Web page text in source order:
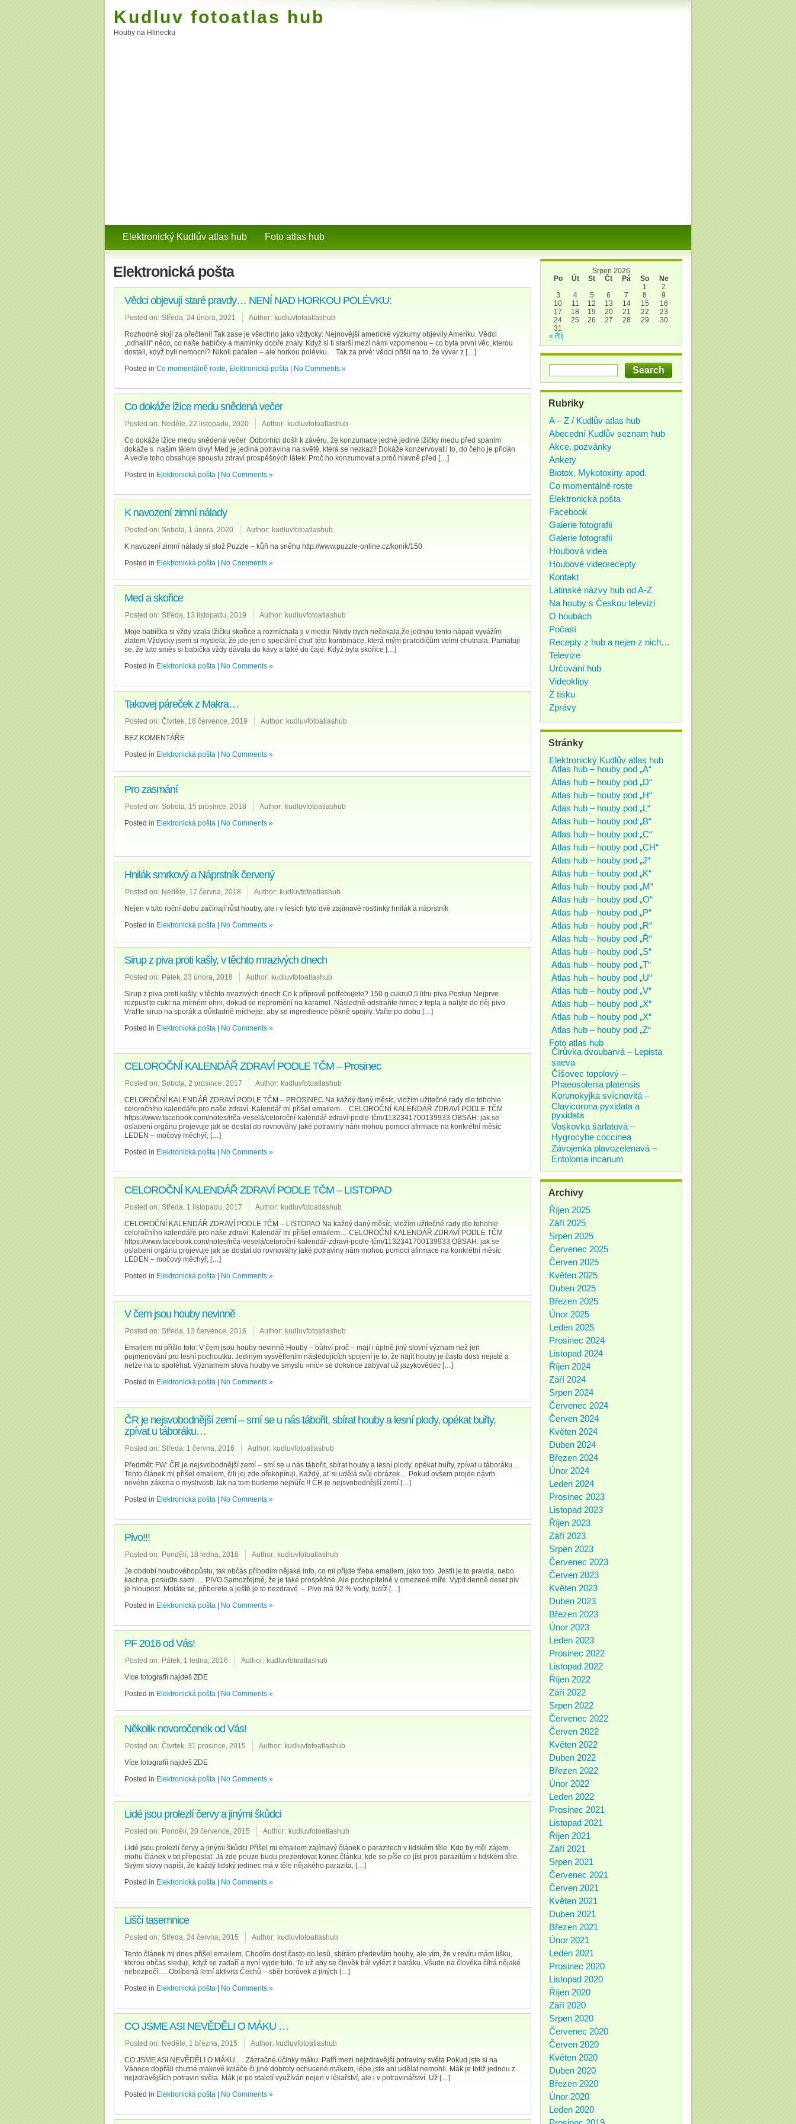
Kudluv fotoatlas hub
Houby na Hlinecku
Elektronický Kudlův atlas hub Foto atlas hub
Elektronická pošta
Vědci objevují staré pravdy… NENÍ NAD HORKOU POLÉVKU:
Posted on: Středa, 24 února, 2021 Author: kudluvfotoatlashub
Rozhodně stojí za přečtení! Tak zase je všechno jako vždycky: Nejnovější americké výzkumy objevily Ameriku. Vědci
„odhalili“ něco, co naše babičky a maminky dobře znaly. Když si ti starší mezi námi vzpomenou – co byla první věc, kterou
dostali, když byli nemocní? Nikoli paralen – ale horkou polévku. Tak za prvé: vědci přišli na to, že vývar z […]
Posted in Co momentálně roste, Elektronická pošta No Comments »
Co dokáže lžíce medu snědená večer
Posted on: Neděle, 22 listopadu, 2020 Author: kudluvfotoatlashub
Co dokáže lžíce medu snědená večer Odborníci došli k závěru, že konzumace jedné jediné lžičky medu před spaním
dokáže s naším tělem divy! Med je jediná potravina na světě, která se nezkazí! Dokáže konzervovat i to, do čeho je přidán.
A vedle toho obsahuje spoustu zdraví prospěšných látek! Proč ho konzumovat a proč hlavně před […]
Posted in Elektronická pošta No Comments »
K navození zimní nálady
Posted on: Sobota, 1 února, 2020 Author: kudluvfotoatlashub
K navození zimní nálady si slož Puzzle – kůň na sněhu http://www.puzzle-online.cz/konik/150
Posted in Elektronická pošta No Comments »
Med a skořice
Posted on: Středa, 13 listopadu, 2019 Author: kudluvfotoatlashub
Moje babička si vždy vzala lžičku skořice a rozmíchala ji v medu: Nikdy bych nečekala,že jednou tento nápad vyvážím
zlatem Vždycky jsem si myslela, že jde jen o speciální chuť této kombinace, která mým prarodičům velmi chutnala. Pamatuji
se, že tuto směs si babička vždy dávala do kávy a také do čaje. Když byla skořice […]
Posted in Elektronická pošta No Comments »
Takovej páreček z Makra…
Posted on: Čtvrtek, 18 července, 2019 Author: kudluvfotoatlashub
BEZ KOMENTÁŘE
Posted in Elektronická pošta No Comments »
Pro zasmání
Posted on: Sobota, 15 prosince, 2018 Author: kudluvfotoatlashub
Posted in Elektronická pošta No Comments »
Hnilák smrkový a Náprstník červený
Posted on: Neděle, 17 června, 2018 Author: kudluvfotoatlashub
Nejen v tuto roční dobu začínají růst houby, ale i v lesích tyto dvě zajímavé rostlinky hnilák a náprstník
Posted in Elektronická pošta No Comments »
Sirup z piva proti kašly, v těchto mrazivých dnech
Posted on: Pátek, 23 února, 2018 Author: kudluvfotoatlashub
Sirup z piva proti kašly, v těchto mrazivých dnech Co k přípravě potřebujete? 150 g cukru0,5 litru piva Postup Nejprve
rozpusťte cukr na mírném ohni, dokud se nepromění na karamel. Následně odstraňte hrnec z tepla a nalijte do něj pivo.
Vraťte sirup na sporák a důkladně míchejte, aby se ingredience pěkně spojily. Vařte po dobu […]
Posted in Elektronická pošta No Comments »
CELOROČNÍ KALENDÁŘ ZDRAVÍ PODLE TČM – Prosinec
Posted on: Sobota, 2 prosince, 2017 Author: kudluvfotoatlashub
CELOROČNÍ KALENDÁŘ ZDRAVÍ PODLE TČM – PROSINEC Na každý daný měsíc, vložím užitečné rady dle tohohle
celoročního kalendáře pro naše zdraví. Kalendář mi přišel emailem… CELOROČNÍ KALENDÁŘ ZDRAVÍ PODLE TČM
https://www.facebook.com/notes/irča-veselá/celoroční-kalendář-zdraví-podle-tčm/1132341700139933 OBSAH: jak se
oslabení orgánu projevuje jak se dostat do rovnováhy jaké potraviny nám mohou pomoci afirmace na konkrétní měsíc
LEDEN – močový měchýř; […]
Posted in Elektronická pošta No Comments »
CELOROČNÍ KALENDÁŘ ZDRAVÍ PODLE TČM – LISTOPAD
Posted on: Středa, 1 listopadu, 2017 Author: kudluvfotoatlashub
CELOROČNÍ KALENDÁŘ ZDRAVÍ PODLE TČM – LISTOPAD Na každý daný měsíc, vložím užitečné rady dle tohohle
celoročního kalendáře pro naše zdraví. Kalendář mi přišel emailem… CELOROČNÍ KALENDÁŘ ZDRAVÍ PODLE TČM
https://www.facebook.com/notes/irča-veselá/celoroční-kalendář-zdraví-podle-tčm/1132341700139933 OBSAH: jak se
oslabení orgánu projevuje jak se dostat do rovnováhy jaké potraviny nám mohou pomoci afirmace na konkrétní měsíc
LEDEN – močový měchýř; […]
Posted in Elektronická pošta No Comments »
V čem jsou houby nevinně
Posted on: Středa, 13 července, 2016 Author: kudluvfotoatlashub
Emailem mi přišlo toto: V čem jsou houby nevinně Houby – bůhví proč – mají i úplně jiný slovní význam než jen
pojmenování pro lesní pochoutku. Jediným vysvětlením následujících spojení je to, že najít houby je často dosti nejisté a
nelze na to spoléhat. Významem slova houby ve smyslu »nic« se dokonce zabýval už jazykovědec […]
Posted in Elektronická pošta No Comments »
ČR je nejsvobodnější zemí – smí se u nás tábořit, sbírat houby a lesní plody, opékat buřty,
zpívat u táboráku…
Posted on: Středa, 1 června, 2016 Author: kudluvfotoatlashub
Předmět: FW: ČR je nejsvobodnější zemí – smí se u nás tábořit, sbírat houby a lesní plody, opékat buřty, zpívat u táboráku…
Tento článek mi přišel emailem, čili jej zde překopíruji. Každý, ať si udělá svůj obrázek… Pokud ovšem projde návrh
nového zákona o myslivosti, tak na tom budeme nejhůře !! ČR je nejsvobodnější zemí […]
Posted in Elektronická pošta No Comments »
Pivo!!!
Posted on: Pondělí, 18 ledna, 2016 Author: kudluvfotoatlashub
Je období houbovéhopůstu, tak občás přihodím nějaké info, co mi přijde třeba emailem, jako toto. Jestli je to pravda, nebo
kachna, posuďte sami…. PIVO Samozřejmě, že je také prospěšné. Ale pochopitelně v omezené míře. Vypít denně deset piv
je hloupost. Motáte se, přiberete a ještě je to nezdravé. – Pivo má 92 % vody, tudíž […]
Posted in Elektronická pošta No Comments »
PF 2016 od Vás!
Posted on: Pátek, 1 ledna, 2016 Author: kudluvfotoatlashub
Více fotografií najdeš ZDE
Posted in Elektronická pošta No Comments »
Několik novoročenek od Vás!
Posted on: Čtvrtek, 31 prosince, 2015 Author: kudluvfotoatlashub
Více fotografií najdeš ZDE
Posted in Elektronická pošta No Comments »
Lidé jsou prolezlí červy a jinými škůdci
Posted on: Pondělí, 20 července, 2015 Author: kudluvfotoatlashub
Lidé jsou prolezlí červy a jinými škůdci Přišel mi emailem zajímavý článek o parazitech v lidském těle. Kdo by měl zájem,
mohu článek v txt přeposlat. Já zde pouze budu prezentovat konec článku, kde se píše co jíst proti parazitům v lidském těle.
Svými slovy napíši, že každý lidský jedinec má v těle nějakého parazita, […]
Posted in Elektronická pošta No Comments »
Liščí tasemnice
Posted on: Středa, 24 června, 2015 Author: kudluvfotoatlashub
Tento článek mi dnes přišel emailem. Chodím dost často do lesů, sbírám především houby, ale vím, že v revíru mám lišku,
kterou občas sleduji, když se zadaří a nyní vyjde toto. To už aby se člověk bál vylézt z baráku. Všude na člověka číhá nějaké
nebezpečí…. Oblíbená letní aktivita Čechů – sběr borůvek a jiných […]
Posted in Elektronická pošta No Comments »
CO JSME ASI NEVĚDĚLI O MÁKU …
Posted on: Neděle, 1 března, 2015 Author: kudluvfotoatlashub
CO JSME ASI NEVĚDĚLI O MÁKU … Zázračné účinky máku: Patří mezi nejzdravější potraviny světa Pokud jste si na
Vánoce dopřáli chutné makové koláče či jiné dobroty ochucené mákem, lépe jste ani udělat nemohli. Mák je totiž jednou z
nejzdravějších potravin světa. Mák je po staletí využíván nejen v lékařství, ale i v potravinářství. Už […]
Posted in Elektronická pošta No Comments »
Srpen 2026
Po
Út St Čt Pá So
Ne
1
2
3
4 5 6 7 8
9
10
11 12 13 14 15
16
17
18 19 20 21 22
23
24
25 26 27 28 29
30
31
« Říj
Rubriky
A – Z / Kudlův atlas hub
Abecední Kudlův seznam hub
Akce, pozvánky
Ankety
Biotox, Mykotoxiny apod.
Co momentálně roste
Elektronická pošta
Facebook
Galerie fotografií
Galerie fotografií
Houbová videa
Houbové videorecepty
Kontakt
Latinské názvy hub od A-Z
Na houby s Českou televizí
O houbách
Počasí
Recepty z hub a nejen z nich…
Televize
Určování hub
Videoklipy
Z tisku
Zprávy
Stránky
Elektronický Kudlův atlas hub
Atlas hub – houby pod „A“
Atlas hub – houby pod „D“
Atlas hub – houby pod „H“
Atlas hub – houby pod „L“
Atlas hub – houby pod „B“
Atlas hub – houby pod „C“
Atlas hub – houby pod „CH“
Atlas hub – houby pod „J“
Atlas hub – houby pod „K“
Atlas hub – houby pod „M“
Atlas hub – houby pod „O“
Atlas hub – houby pod „P“
Atlas hub – houby pod „R“
Atlas hub – houby pod „Ř“
Atlas hub – houby pod „S“
Atlas hub – houby pod „T“
Atlas hub – houby pod „U“
Atlas hub – houby pod „V“
Atlas hub – houby pod „X“
Atlas hub – houby pod „X“
Atlas hub – houby pod „Z“
Foto atlas hub
Čirůvka dvoubarvá – Lepista
saeva
Číšovec topolový –
Phaeosolenia platensis
Korunokyjka svícnovitá –
Clavicorona pyxidata a
pyxidata
Voskovka šarlatová –
Hygrocybe coccinea
Závojenka plavozelenavá –
Entoloma incanum
Archivy
Říjen 2025
Září 2025
Srpen 2025
Červenec 2025
Červen 2025
Květen 2025
Duben 2025
Březen 2025
Únor 2025
Leden 2025
Prosinec 2024
Listopad 2024
Říjen 2024
Září 2024
Srpen 2024
Červenec 2024
Červen 2024
Květen 2024
Duben 2024
Březen 2024
Únor 2024
Leden 2024
Prosinec 2023
Listopad 2023
Říjen 2023
Září 2023
Srpen 2023
Červenec 2023
Červen 2023
Květen 2023
Duben 2023
Březen 2023
Únor 2023
Leden 2023
Prosinec 2022
Listopad 2022
Říjen 2022
Září 2022
Srpen 2022
Červenec 2022
Červen 2022
Květen 2022
Duben 2022
Březen 2022
Únor 2022
Leden 2022
Prosinec 2021
Listopad 2021
Říjen 2021
Září 2021
Srpen 2021
Červenec 2021
Červen 2021
Květen 2021
Duben 2021
Březen 2021
Únor 2021
Leden 2021
Prosinec 2020
Listopad 2020
Říjen 2020
Září 2020
Srpen 2020
Červenec 2020
Červen 2020
Květen 2020
Duben 2020
Březen 2020
Únor 2020
Leden 2020